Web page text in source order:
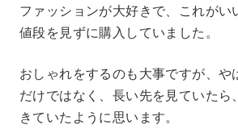
ファッションが大好きで、これがい
値段を見ずに購入していました。
おしゃれをするのも大事ですが、や
だけではなく、長い先を見ていたら
きていたように思います。